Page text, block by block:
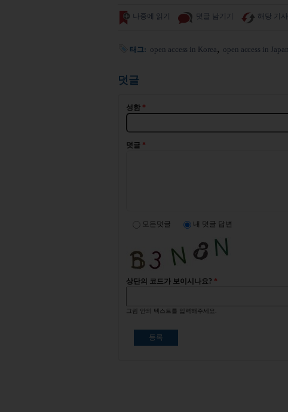
나중에 읽기 덧글 남기기 해당 기
태그: open access in Korea open access in Japan
덧글
성함 *
덧글 *
모든덧글 내 덧글 답변
상단의 코드가 보이시나요? *
그림 안의 텍스트를 입력해주세요.